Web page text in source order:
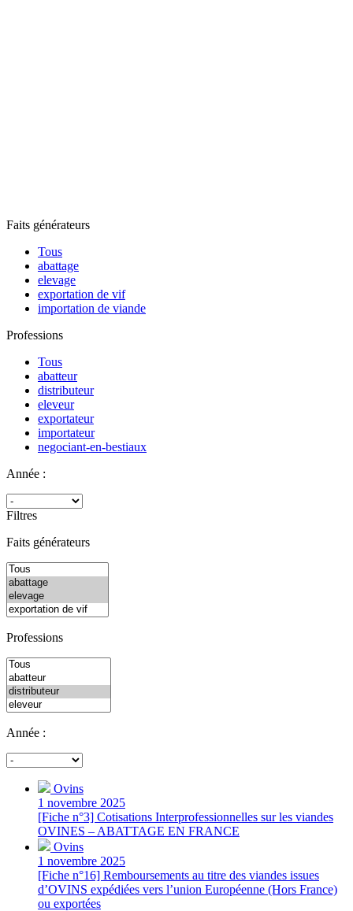
Faits générateurs
Tous
abattage
elevage
exportation de vif
importation de viande
Professions
Tous
abatteur
distributeur
eleveur
exportateur
importateur
negociant-en-bestiaux
Année :
Filtres
Faits générateurs
Professions
Année :
Ovins
1 novembre 2025
[Fiche n°3] Cotisations Interprofessionnelles sur les viandes
OVINES – ABATTAGE EN FRANCE
Ovins
1 novembre 2025
[Fiche n°16] Remboursements au titre des viandes issues
d’OVINS expédiées vers l’union Européenne (Hors France)
ou exportées